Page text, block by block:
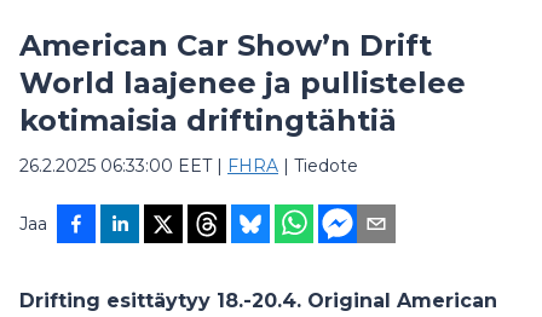
American Car Show’n Drift
World laajenee ja pullistelee
kotimaisia driftingtähtiä
26.2.2025 06:33:00 EET| FHRA | Tiedote
Jaa
Drifting esittäytyy 18.-20.4. Original American